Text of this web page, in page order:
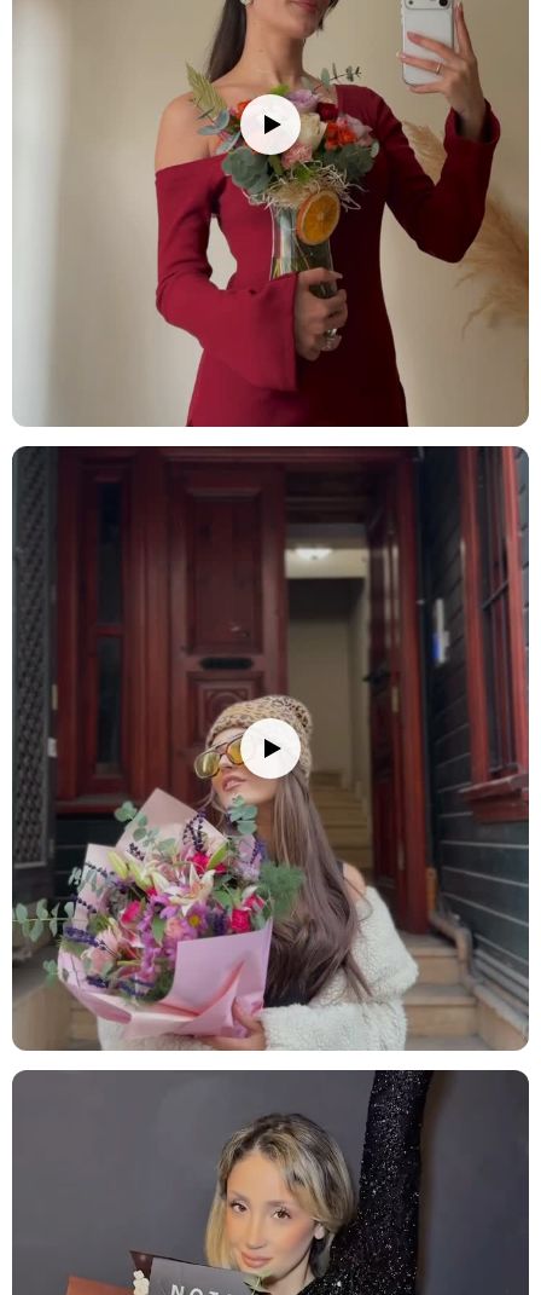
Stok durumuna göre kırpık kağıtları renginde ve ürünlerde
ufak değişiklikler olabilir.
Saksı/vazo, sert ve dayanıklı bir plastik türü olan polimer
malzemeden üretilmiştir.
Stok durumuna göre ürünlerde ufak değişiklikler olabilir.
nob158